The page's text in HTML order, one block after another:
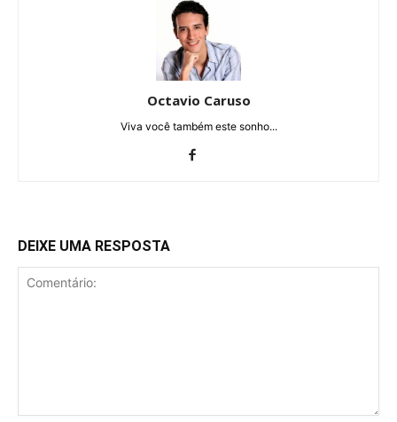
Octavio Caruso
Viva você também este sonho...
DEIXE UMA RESPOSTA